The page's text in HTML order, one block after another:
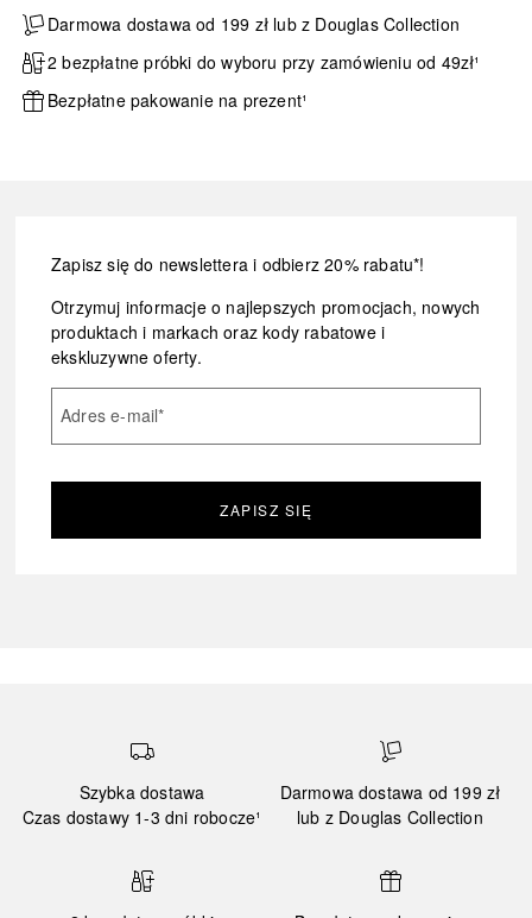
Darmowa dostawa od 199 zł lub z Douglas Collection
2 bezpłatne próbki do wyboru przy zamówieniu od 49zł¹
Bezpłatne pakowanie na prezent¹
Zapisz się do newslettera i odbierz 20% rabatu*!
Otrzymuj informacje o najlepszych promocjach, nowych
produktach i markach oraz kody rabatowe i
ekskluzywne oferty.
Adres e-mail*
ZAPISZ SIĘ
Szybka dostawa
Czas dostawy 1-3 dni robocze¹
Darmowa dostawa od 199 zł
lub z Douglas Collection